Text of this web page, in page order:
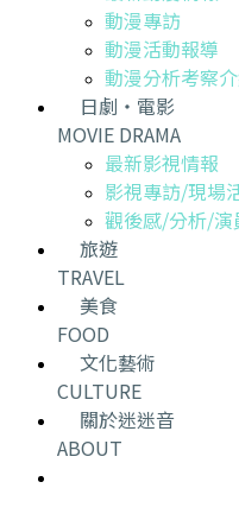
動漫專訪
動漫活動報導
動漫分析考察
日劇・電影
MOVIE DRAMA
最新影視情報
影視專訪/現場
觀後感/分析/演
旅遊
TRAVEL
美食
FOOD
文化藝術
CULTURE
關於迷迷音
ABOUT